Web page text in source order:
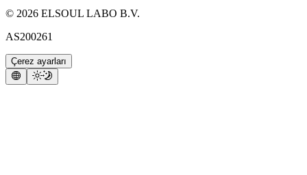
© 2026 ELSOUL LABO B.V.
AS200261
Çerez ayarları